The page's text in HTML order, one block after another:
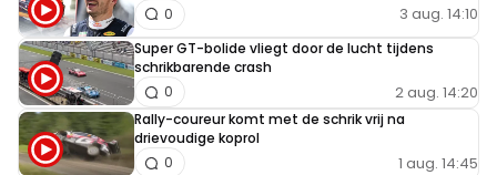
3 aug. 14:10
0
Super GT-bolide vliegt door de lucht tijdens
schrikbarende crash
2 aug. 14:20
0
Rally-coureur komt met de schrik vrij na
drievoudige koprol
1 aug. 14:45
0